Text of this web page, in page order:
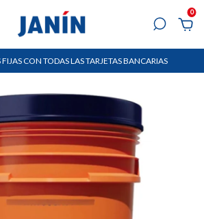
0
CON TODAS LAS TARJETAS BANCARIAS